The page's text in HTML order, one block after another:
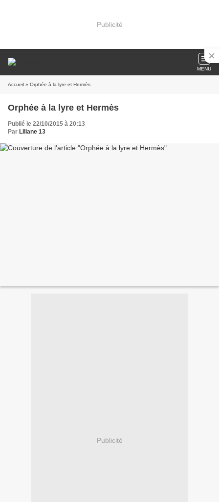
Publicité
MENU
Accueil » Orphée à la lyre et Hermès
Orphée à la lyre et Hermès
Publié le 22/10/2015 à 20:13
Par Liliane 13
Publicité